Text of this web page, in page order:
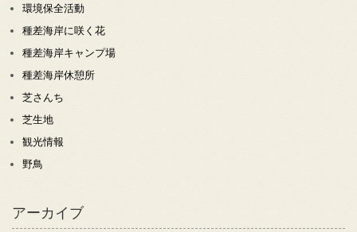
環境保全活動
種差海岸に咲く花
種差海岸キャンプ場
種差海岸休憩所
芝さんち
芝生地
観光情報
野鳥
アーカイブ